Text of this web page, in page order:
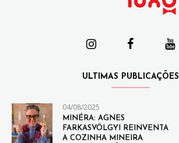
ULTIMAS PUBLICAÇÕES
04/08/2025
MINÉRA: AGNES
FARKASVÖLGYI REINVENTA
A COZINHA MINEIRA